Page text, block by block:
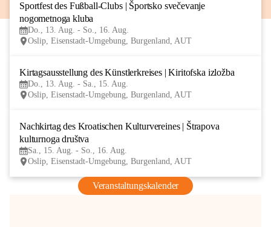
Sportfest des Fußball-Clubs | Športsko svečevanje
nogometnoga kluba
Do., 13. Aug. - So., 16. Aug.
Oslip, Eisenstadt-Umgebung, Burgenland, AUT
Kirtagsausstellung des Künstlerkreises | Kiritofska izložba
Do., 13. Aug. - Sa., 15. Aug.
Oslip, Eisenstadt-Umgebung, Burgenland, AUT
Nachkirtag des Kroatischen Kulturvereines | Štrapova
kulturnoga društva
Sa., 15. Aug. - So., 16. Aug.
Oslip, Eisenstadt-Umgebung, Burgenland, AUT
Veranstaltungskalender